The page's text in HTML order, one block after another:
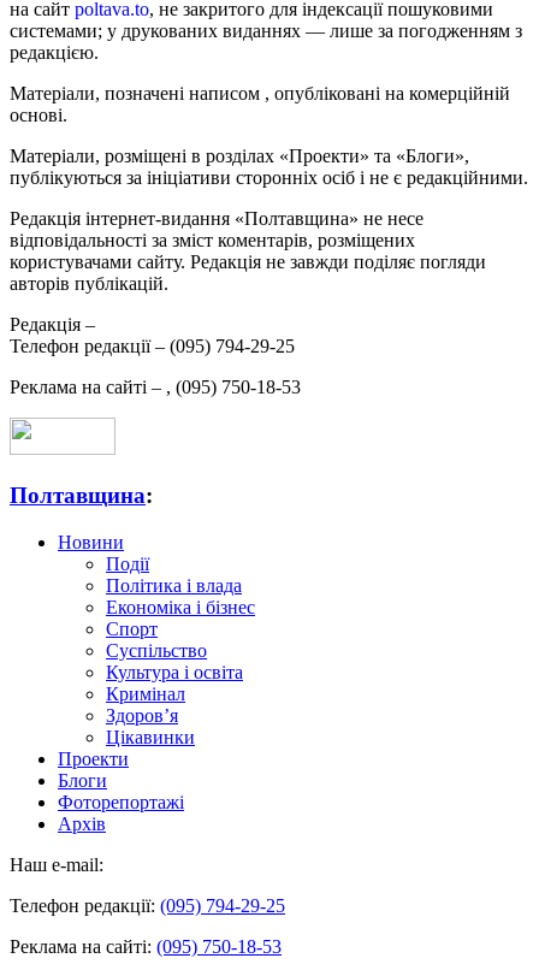
на сайт poltava.to, не закритого для індексації пошуковими
системами; у друкованих виданнях — лише за погодженням з
редакцією.
Матеріали, позначені написом , опубліковані на комерційній
основі.
Матеріали, розміщені в розділах «Проекти» та «Блоги»,
публікуються за ініціативи сторонніх осіб і не є редакційними.
Редакція інтернет-видання «Полтавщина» не несе
відповідальності за зміст коментарів, розміщених
користувачами сайту. Редакція не завжди поділяє погляди
авторів публікацій.
Редакція –
Телефон редакції – (095) 794-29-25
Реклама на сайті – , (095) 750-18-53
Полтавщина:
Новини
Події
Політика і влада
Економіка і бізнес
Спорт
Суспільство
Культура і освіта
Кримінал
Здоров’я
Цікавинки
Проекти
Блоги
Фоторепортажі
Архів
Наш e-mail:
Телефон редакції: (095) 794-29-25
Реклама на сайті: (095) 750-18-53